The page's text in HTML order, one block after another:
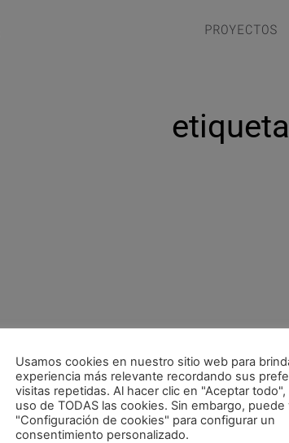
PROYECTOS
Usamos cookies en nuestro sitio web para
experiencia más relevante recordando sus
visitas repetidas. Al hacer clic en "Aceptar
uso de TODAS las cookies. Sin embargo, puede
"Configuración de cookies" para configurar un
consentimiento personalizado.